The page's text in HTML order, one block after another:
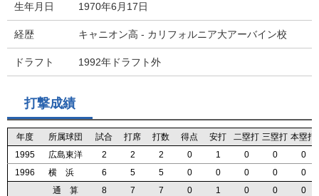
生年月日 1970年6月17日
経歴 キャニオン高 - カリフォルニア大アーバイン校
ドラフト 1992年ドラフト外
打撃成績
年度 所属球団 試合 打席 打数 得点 安打 二塁打 三塁打 本塁打
1995
広島東洋 2 2 2 0 1 0 0
0
1996
横 浜 6 5 5 0 0 0 0
0
通 算
8 7 7 0 1 0 0 0
年度 所属球団 試合 打席 打数 得点 安打 二塁打 三塁打 本塁打
1995
広島東洋 2 2 2 0 1 0 0
0
1996
横 浜 6 5 5 0 0 0 0
0
通 算
8 7 7 0 1 0 0 0
年度 所属球団 試合 打席 打数 得点 安打 二塁打 三塁打 本塁打
1995
広島東洋 2 2 2 0 1 0 0
0
1996
横 浜 6 5 5 0 0 0 0
0
通 算
8 7 7 0 1 0 0 0
年度 所属球団 試合 打席 打数 得点 安打 二塁打 三塁打 本塁打
1995
広島東洋 2 2 2 0 1 0 0
0
1996
横 浜 6 5 5 0 0 0 0
0
通 算
8 7 7 0 1 0 0 0